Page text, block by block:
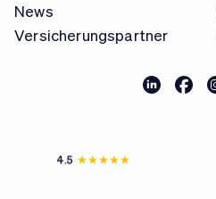
News
Versicherungspartner
4.5